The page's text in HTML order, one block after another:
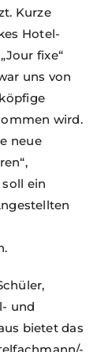
Kurze
Hotel-
fixe“
uns von
wird.
neue
ein
und
bietet das